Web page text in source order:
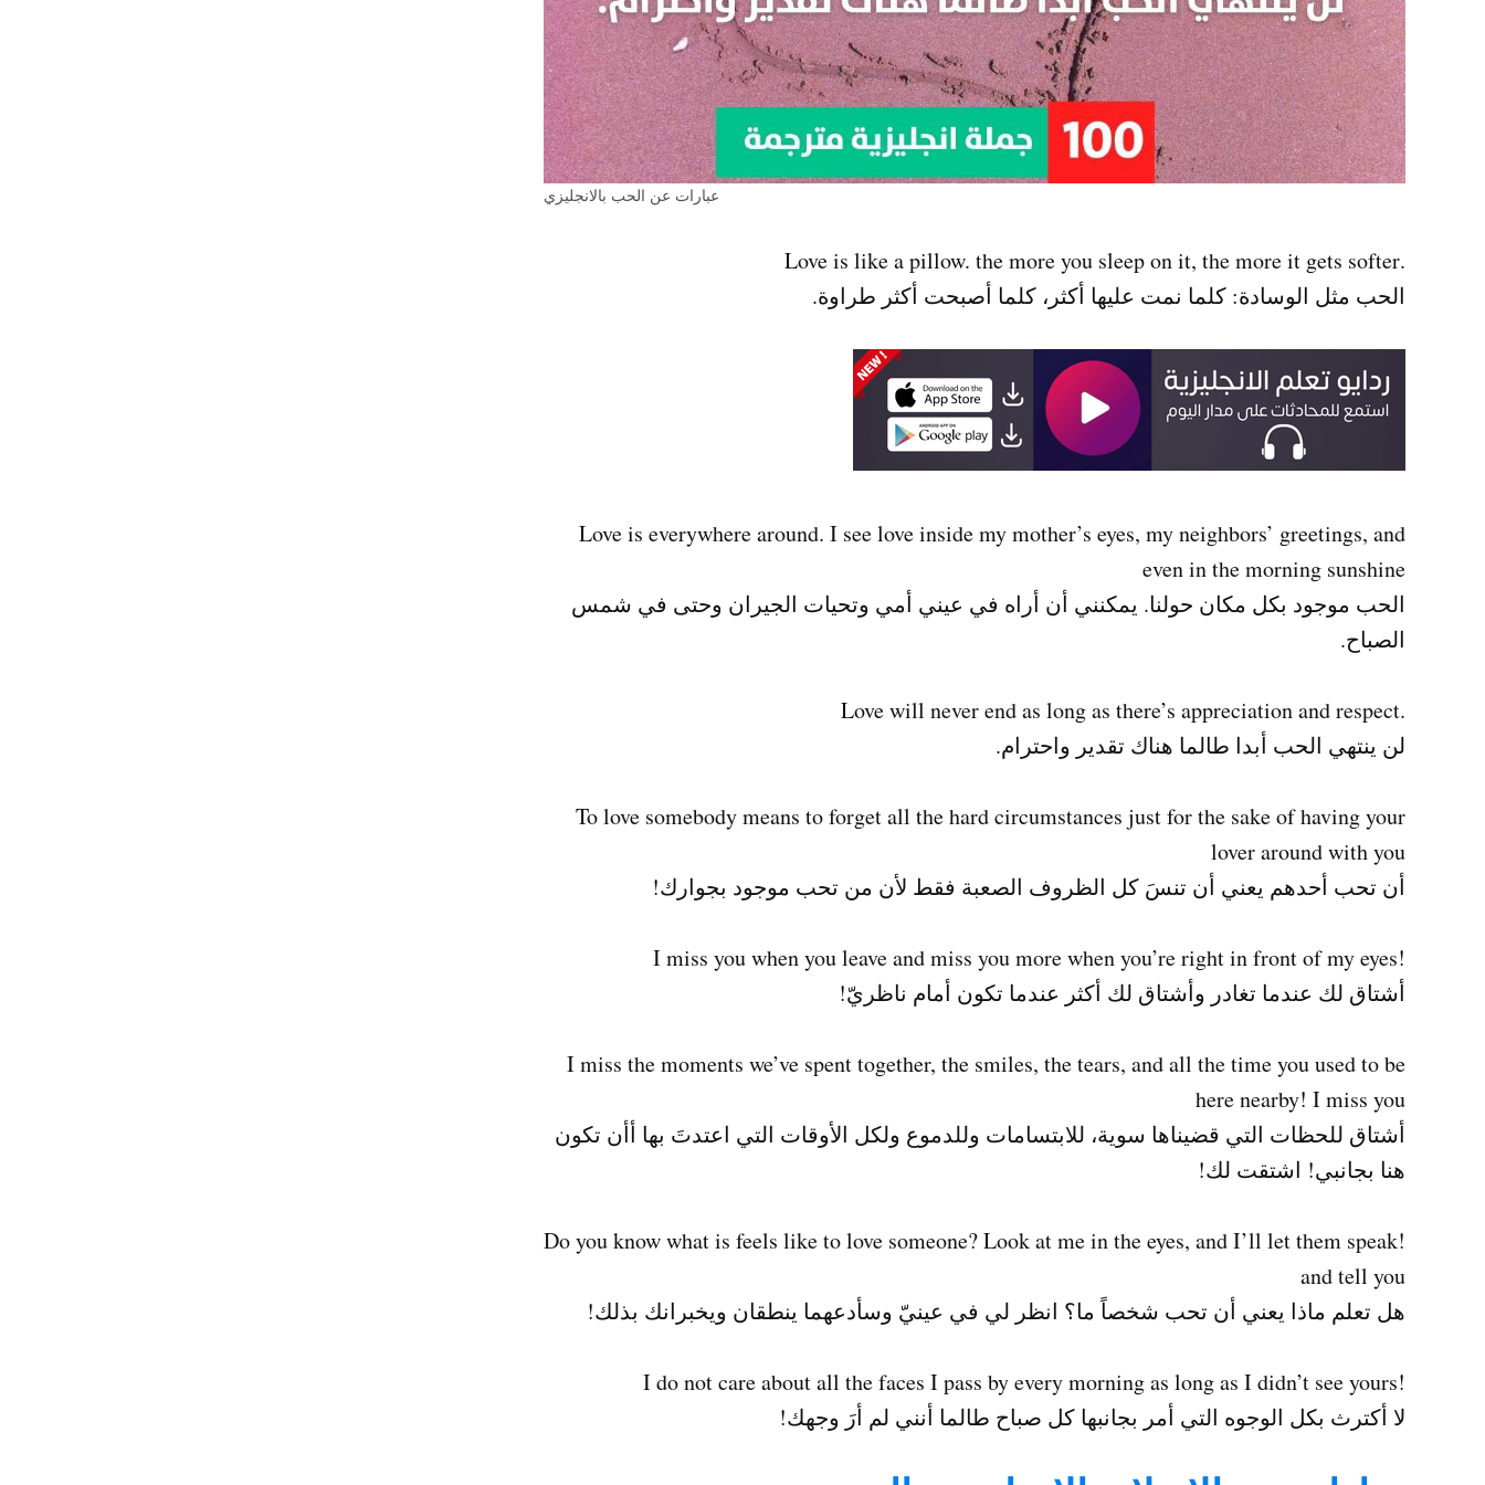
عبارات عن الحب بالانجليزي
.Love is like a pillow. the more you sleep on it, the more it gets softer
الحب مثل الوسادة: كلما نمت عليها أكثر، كلما أصبحت أكثر طراوة.
Love is everywhere around. I see love inside my mother’s eyes, my neighbors’ greetings, and
even in the morning sunshine
الحب موجود بكل مكان حولنا. يمكنني أن أراه في عيني أمي وتحيات الجيران وحتى في شمس
الصباح.
.Love will never end as long as there’s appreciation and respect
لن ينتهي الحب أبدا طالما هناك تقدير واحترام.
To love somebody means to forget all the hard circumstances just for the sake of having your
lover around with you
أن تحب أحدهم يعني أن تنسَ كل الظروف الصعبة فقط لأن من تحب موجود بجوارك!
!I miss you when you leave and miss you more when you’re right in front of my eyes
أشتاق لك عندما تغادر وأشتاق لك أكثر عندما تكون أمام ناظريّ!
I miss the moments we’ve spent together, the smiles, the tears, and all the time you used to be
here nearby! I miss you
أشتاق للحظات التي قضيناها سوية، للابتسامات وللدموع ولكل الأوقات التي اعتدتَ بها أأن تكون
هنا بجانبي! اشتقت لك!
!Do you know what is feels like to love someone? Look at me in the eyes, and I’ll let them speak
and tell you
هل تعلم ماذا يعني أن تحب شخصاً ما؟ انظر لي في عينيّ وسأدعهما ينطقان ويخبرانك بذلك!
!I do not care about all the faces I pass by every morning as long as I didn’t see yours
لا أكترث بكل الوجوه التي أمر بجانبها كل صباح طالما أنني لم أرَ وجهك!